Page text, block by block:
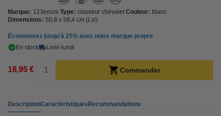
Marque: 123encre Type: classeur chevalet Couleur: blanc
Dimensions: 50,8 x 58,4 cm (Lxl)
Économisez jusqu'à 25% avec notre marque propre
En stock
Livré lundi
18,95 € Commander
DescriptionCaractéristiquesRecommandations